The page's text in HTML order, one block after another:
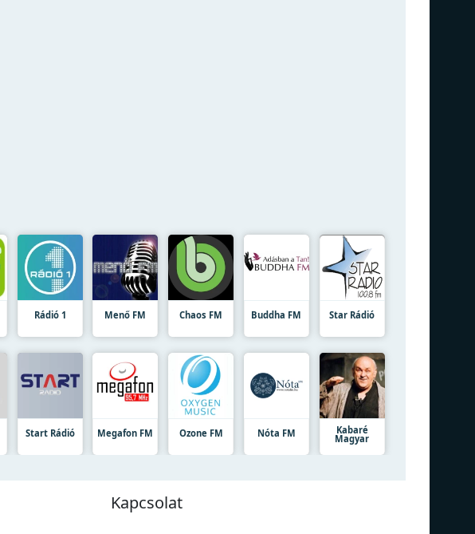
Rádió 1 Menő FM Chaos FM Buddha FM Star Rádió
Start Rádió Megafon FM Ozone FM Nóta FM Kabaré
Magyar
Kapcsolat